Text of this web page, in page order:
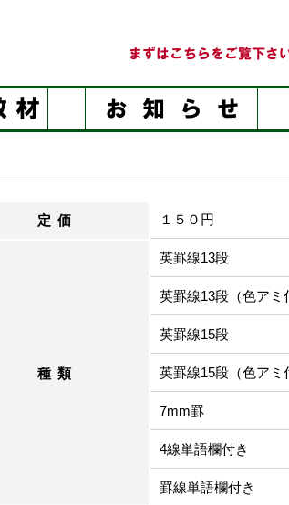
定価 １５０円
種類
英罫線13段
英罫線13段（色アミ
英罫線15段
英罫線15段（色アミ
7mm罫
4線単語欄付き
罫線単語欄付き